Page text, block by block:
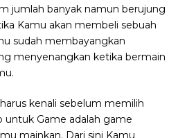
jumlah banyak namun berujung
Kamu akan membeli sebuah
sudah membayangkan
menyenangkan ketika bermain
kenali sebelum memilih
untuk Game adalah game
mainkan. Dari sini Kamu